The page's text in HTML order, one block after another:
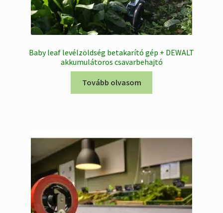
Baby leaf levélzöldség betakarító gép + DEWALT
akkumulátoros csavarbehajtó
Tovább olvasom